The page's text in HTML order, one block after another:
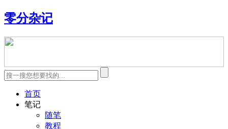
零分杂记
首页
笔记
随笔
教程